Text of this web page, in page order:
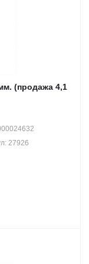
(продажа 4,1
27926